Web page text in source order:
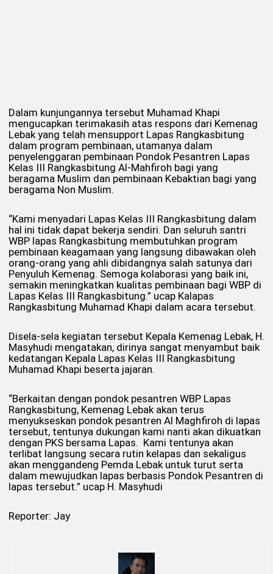
Dalam kunjungannya tersebut Muhamad Khapi
mengucapkan terimakasih atas respons dari Kemenag
Lebak yang telah mensupport Lapas Rangkasbitung
dalam program pembinaan, utamanya dalam
penyelenggaran pembinaan Pondok Pesantren Lapas
Kelas III Rangkasbitung Al-Mahfiroh bagi yang
beragama Muslim dan pembinaan Kebaktian bagi yang
beragama Non Muslim.
“Kami menyadari Lapas Kelas III Rangkasbitung dalam
hal ini tidak dapat bekerja sendiri. Dan seluruh santri
WBP lapas Rangkasbitung membutuhkan program
pembinaan keagamaan yang langsung dibawakan oleh
orang-orang yang ahli dibidangnya salah satunya dari
Penyuluh Kemenag. Semoga kolaborasi yang baik ini,
semakin meningkatkan kualitas pembinaan bagi WBP di
Lapas Kelas III Rangkasbitung.” ucap Kalapas
Rangkasbitung Muhamad Khapi dalam acara tersebut.
Disela-sela kegiatan tersebut Kepala Kemenag Lebak, H.
Masyhudi mengatakan, dirinya sangat menyambut baik
kedatangan Kepala Lapas Kelas III Rangkasbitung
Muhamad Khapi beserta jajaran.
“Berkaitan dengan pondok pesantren WBP Lapas
Rangkasbitung, Kemenag Lebak akan terus
menyukseskan pondok pesantren Al Maghfiroh di lapas
tersebut, tentunya dukungan kami nanti akan dikuatkan
dengan PKS bersama Lapas. Kami tentunya akan
terlibat langsung secara rutin kelapas dan sekaligus
akan menggandeng Pemda Lebak untuk turut serta
dalam mewujudkan lapas berbasis Pondok Pesantren di
lapas tersebut.” ucap H. Masyhudi
Reporter: Jay